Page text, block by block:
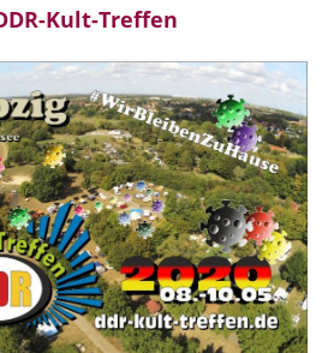
Kult-Treffen